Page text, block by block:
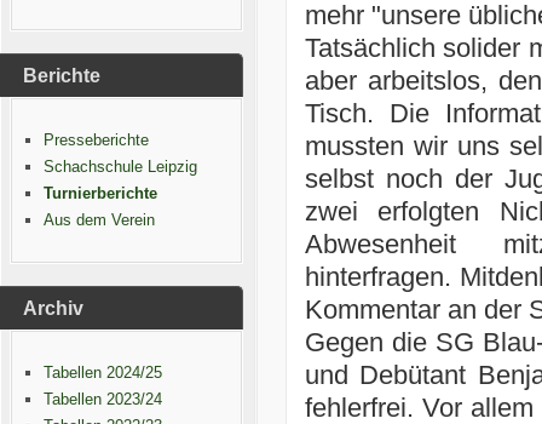
Berichte
Presseberichte
Schachschule Leipzig
Turnierberichte
Aus dem Verein
Archiv
Tabellen 2024/25
Tabellen 2023/24
mehr "unsere
Tatsächlich solider
aber arbeitslos,
Tisch. Die
mussten wir uns
selbst noch der
zwei erfolgten
Abwesenheit
hinterfragen.
Kommentar an der
Gegen die SG
und Debütant
fehlerfrei. Vor